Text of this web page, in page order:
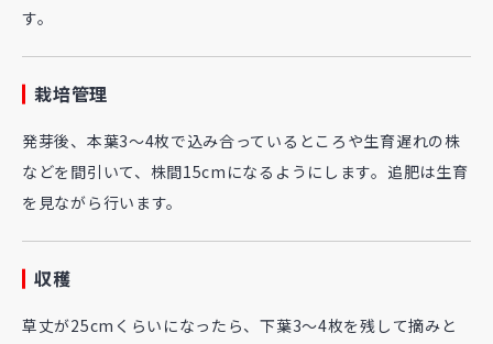
す。
栽培管理
発芽後、本葉3～4枚で込み合っているところや生育遅れの株
などを間引いて、株間15cmになるようにします。追肥は生育
を見ながら行います。
収穫
草丈が25cmくらいになったら、下葉3～4枚を残して摘みと